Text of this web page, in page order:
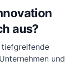
aus?
und